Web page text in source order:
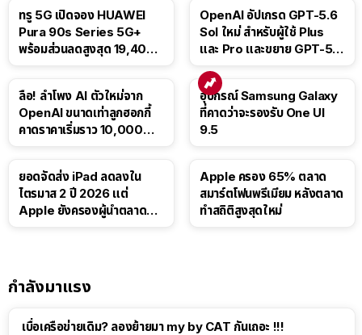
ทรู 5G เปิดจอง HUAWEI
Pura 90s Series 5G+
พร้อมส่วนลดสูงสุด 19,400
OpenAI อัปเกรด GPT-5.6
Sol ใหม่ สำหรับผู้ใช้ Plus
และ Pro และขยาย GPT-5.6
ลือ! ลำโพง AI ตัวใหม่จาก
OpenAI ขนาดเท่าลูกฮอกกี้
คาดราคาเริ่มราว 10,000
อุปกรณ์ Samsung Galaxy
ที่คาดว่าจะรองรับ One UI
9.5
ยอดจัดส่ง iPad ลดลงใน
ไตรมาส 2 ปี 2026 แต่
Apple ยังครองผู้นำตลาด
Apple ครอง 65% ตลาด
สมาร์ตโฟนพรีเมียม หลังตลาด
ทำสถิติสูงสุดใหม่
กำลังมาแรง
เบื่อเครือข่ายเดิม? ลองย้ายมา my by CAT กันเถอะ !!!